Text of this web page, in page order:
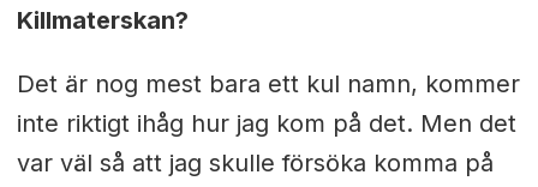
Killmaterskan?
Det är nog mest bara ett kul namn, kommer
inte riktigt ihåg hur jag kom på det. Men det
var väl så att jag skulle försöka komma på